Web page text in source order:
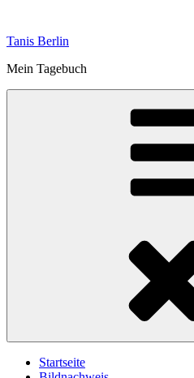
springen
Tanis Berlin
Mein Tagebuch
Startseite